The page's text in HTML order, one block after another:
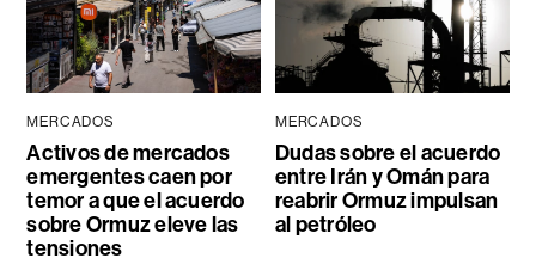
MERCADOS
Activos de mercados
emergentes caen por
temor a que el acuerdo
sobre Ormuz eleve las
tensiones
MERCADOS
Dudas sobre el acuerdo
entre Irán y Omán para
reabrir Ormuz impulsan
al petróleo